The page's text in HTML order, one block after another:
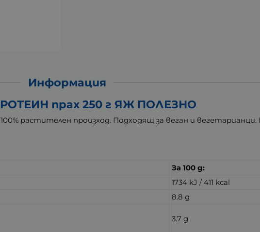
Информация
прах 250 г ЯЖ ПОЛЕЗНО
растителен произход. Подходящ за веган и
За 100 g:
1734 kJ / 411 kcal
8.8 g
3.7 g